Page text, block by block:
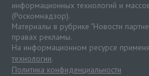
информационных технологий и
(Роскомнадзор).
Материалы в рубрике "Новости
правах рекламы.
На информационном ресурсе
технологии.
Политика конфиденциальности